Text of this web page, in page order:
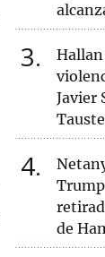
3
Javier
4
de